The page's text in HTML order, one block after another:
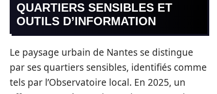
QUARTIERS SENSIBLES ET
OUTILS D’INFORMATION
Le paysage urbain de Nantes se distingue
par ses quartiers sensibles, identifiés comme
tels par l’Observatoire local. En 2025, un